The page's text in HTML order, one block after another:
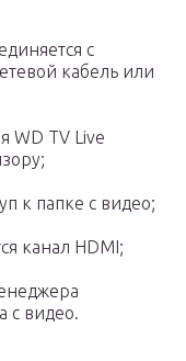
с
кабель или
WD TV Live
к папке с видео;
канал HDMI;
с видео.